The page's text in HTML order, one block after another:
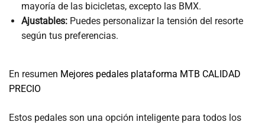
mayoría de las bicicletas, excepto las BMX.
Ajustables:Puedes personalizar la tensión del resorte
según tus preferencias.
En resumen Mejores pedales plataforma MTB CALIDAD
PRECIO
Estos pedales son una opción inteligente para todos los